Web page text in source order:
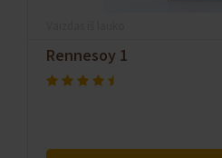
Rennesoy 1